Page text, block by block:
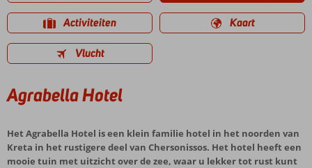
Activiteiten Kaart
Vlucht
Agrabella Hotel
Het Agrabella Hotel is een klein familie hotel in het noorden van
Kreta in het rustigere deel van Chersonissos. Het hotel heeft een
mooie tuin met uitzicht over de zee, waar u lekker tot rust kunt